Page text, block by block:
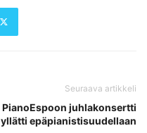
Seuraava artikkeli
PianoEspoon juhlakonsertti
yllätti epäpianistisuudellaan